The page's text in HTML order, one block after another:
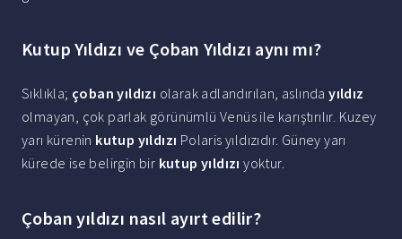
Kutup Yıldızı ve Çoban Yıldızı aynı mı?
Sıklıkla; çoban yıldızı olarak adlandırılan, aslındayıldız
olmayan, çok parlak görünümlü Venüs ile karıştırılır. Kuzey
yarı kürenin kutup yıldızı Polaris yıldızıdır. Güney yarı
kürede ise belirgin bir kutup yıldızı yoktur.
Çoban yıldızı nasıl ayırt edilir?